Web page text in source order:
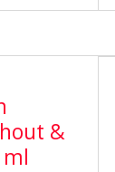
&
ml